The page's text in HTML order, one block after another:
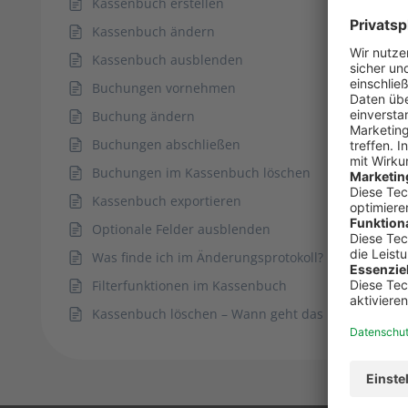
Kassenbuch ändern
Kassenbuch ausblenden
Buchungen vornehmen
Buchung ändern
Buchungen abschließen
Buchungen im Kassenbuch löschen
Kassenbuch exportieren
Optionale Felder ausblenden
Was finde ich im Änderungsprotokoll?
Filterfunktionen im Kassenbuch
Kassenbuch löschen – Wann geht das und wann